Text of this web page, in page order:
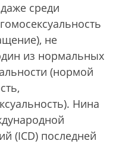
среди
не
из нормальных
(нормой
Нина
(ICD) последней